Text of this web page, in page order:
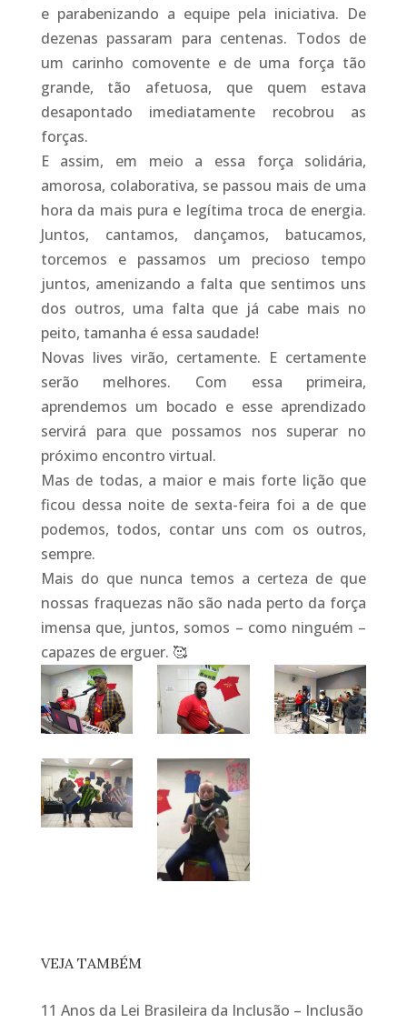
e parabenizando a equipe pela iniciativa. De
dezenas passaram para centenas. Todos de
um carinho comovente e de uma força tão
grande, tão afetuosa, que quem estava
desapontado imediatamente recobrou as
forças.
E assim, em meio a essa força solidária,
amorosa, colaborativa, se passou mais de uma
hora da mais pura e legítima troca de energia.
Juntos, cantamos, dançamos, batucamos,
torcemos e passamos um precioso tempo
juntos, amenizando a falta que sentimos uns
dos outros, uma falta que já cabe mais no
peito, tamanha é essa saudade!
Novas lives virão, certamente. E certamente
serão melhores. Com essa primeira,
aprendemos um bocado e esse aprendizado
servirá para que possamos nos superar no
próximo encontro virtual.
Mas de todas, a maior e mais forte lição que
ficou dessa noite de sexta-feira foi a de que
podemos, todos, contar uns com os outros,
sempre.
Mais do que nunca temos a certeza de que
nossas fraquezas não são nada perto da força
imensa que, juntos, somos – como ninguém –
capazes de erguer. 🥰
VEJA TAMBÉM
11 Anos da Lei Brasileira da Inclusão – Inclusão